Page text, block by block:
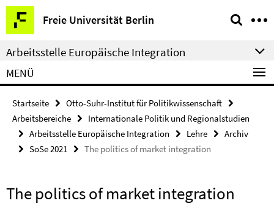
Springe
direkt
zu
Inhalt
Freie Universität Berlin
Service-
Navigation
Arbeitsstelle Europäische Integration
MENÜ
Startseite
Otto-Suhr-Institut für Politikwissenschaft
Arbeitsbereiche
Internationale Politik und Regionalstudien
Arbeitsstelle Europäische Integration
Lehre
Archiv
SoSe 2021
The politics of market integration
The politics of market integration